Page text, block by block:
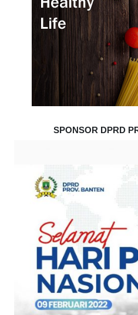
SPONSOR DPRD